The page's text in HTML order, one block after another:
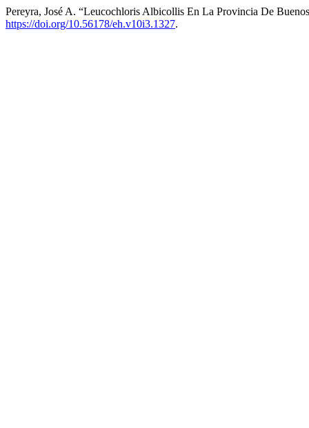
Pereyra, José A. “Leucochloris Albicollis En La Provincia De
https://doi.org/10.56178/eh.v10i3.1327.